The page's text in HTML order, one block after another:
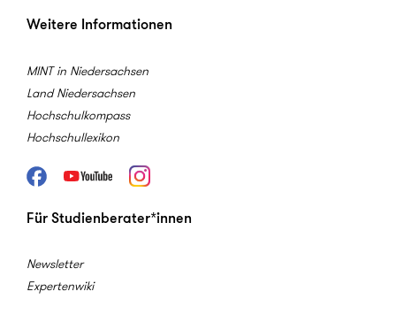
Weitere Informationen
MINT in Niedersachsen
Land Niedersachsen
Hochschulkompass
Hochschullexikon
FacebookYoutube Instagram
Für Studienberater*innen
Newsletter
Expertenwiki